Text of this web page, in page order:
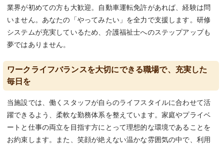
業界が初めての方も大歓迎。自動車運転免許があれば、経験は問
いません。あなたの「やってみたい」を全力で支援します。研修
システムが充実しているため、介護福祉士へのステップアップも
夢ではありません。
ワークライフバランスを大切にできる職場で、充実した
毎日を
当施設では、働くスタッフが自らのライフスタイルに合わせて活
躍できるよう、柔軟な勤務体系を整えています。家庭やプライベ
ートと仕事の両立を目指す方にとって理想的な環境であることを
お約束します。また、笑顔が絶えない温かな雰囲気の中で、利用